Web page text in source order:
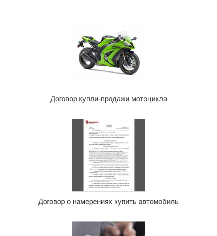
Договор купли-продажи мотоцикла
Договор о намерениях купить автомобиль